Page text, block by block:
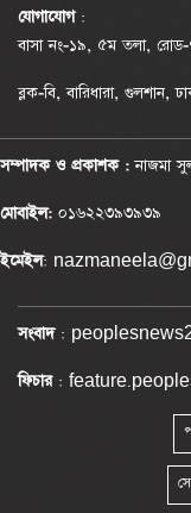
যোগাযোগ :
বাসা নং-১৯, ৫ম তলা,
ব্লক-বি, বারিধারা, গুলশান,
সম্পাদক ও প্রকাশক :নাজমা
মোবাইল: ০১৬২২৩৯৩৯৩৯
ইমেইল:
সংবাদ:
ফিচার: